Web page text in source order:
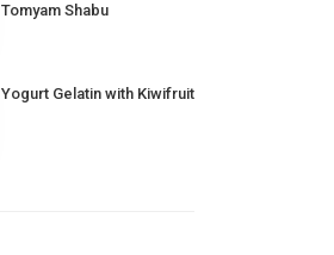
Tomyam Shabu
Yogurt Gelatin with Kiwifruit